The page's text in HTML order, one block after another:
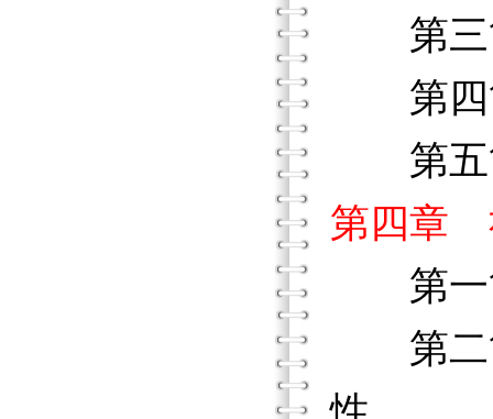
第三
第四
第五
第四章
第一
第二